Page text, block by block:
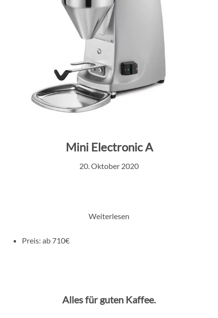
Mini Electronic A
20. Oktober 2020
Weiterlesen
Preis: ab 710€
Alles für guten Kaffee.